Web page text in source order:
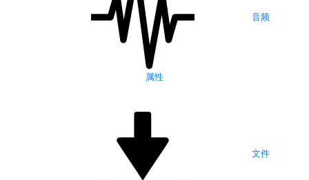
音频
属性
文件